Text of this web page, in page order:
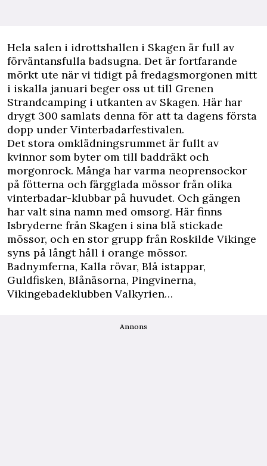
Hela salen i idrottshallen i Skagen är full av
förväntansfulla badsugna. Det är fortfarande
mörkt ute när vi tidigt på fredagsmorgonen mitt
i iskalla januari beger oss ut till Grenen
Strandcamping i utkanten av Skagen. Här har
drygt 300 samlats denna för att ta dagens första
dopp under Vinterbadarfestivalen.
Det stora omklädningsrummet är fullt av
kvinnor som byter om till baddräkt och
morgonrock. Många har varma neoprensockor
på fötterna och färgglada mössor från olika
vinterbadar-klubbar på huvudet. Och gängen
har valt sina namn med omsorg. Här finns
Isbryderne från Skagen i sina blå stickade
mössor, och en stor grupp från Roskilde Vikinge
syns på långt håll i orange mössor.
Badnymferna, Kalla rövar, Blå istappar,
Guldfisken, Blånäsorna, Pingvinerna,
Vikingebadeklubben Valkyrien…
Annons